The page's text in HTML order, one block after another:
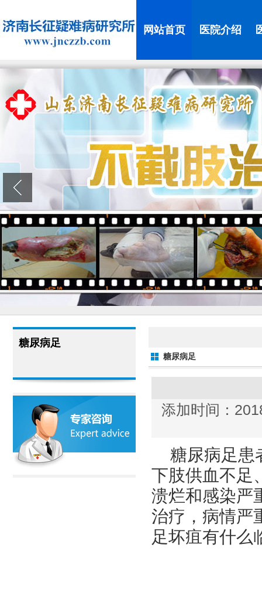
网站首页 医院介绍
糖尿病足
糖尿病足
添加时间：
糖尿病足患
下肢供血不足
溃烂和感染严
治疗，病情严
足坏疽有什么